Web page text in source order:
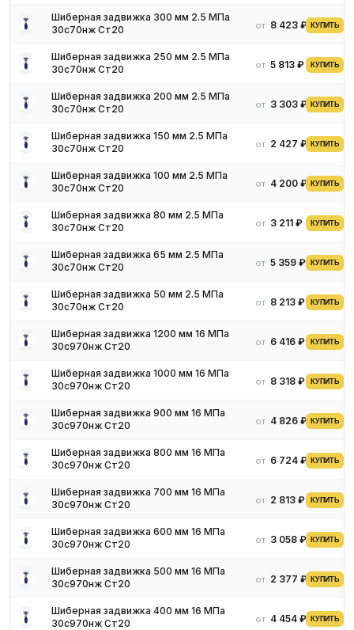
Шиберная задвижка 300 мм 2.5 МПа
30с70нж Ст20
от 8 423 ₽ КУПИТЬ
Шиберная задвижка 250 мм 2.5 МПа
30с70нж Ст20
от 5 813 ₽ КУПИТЬ
Шиберная задвижка 200 мм 2.5 МПа
30с70нж Ст20
от 3 303 ₽ КУПИТЬ
Шиберная задвижка 150 мм 2.5 МПа
30с70нж Ст20
от 2 427 ₽ КУПИТЬ
Шиберная задвижка 100 мм 2.5 МПа
30с70нж Ст20
от 4 200 ₽ КУПИТЬ
Шиберная задвижка 80 мм 2.5 МПа
30с70нж Ст20
от 3 211 ₽ КУПИТЬ
Шиберная задвижка 65 мм 2.5 МПа
30с70нж Ст20
от 5 359 ₽ КУПИТЬ
Шиберная задвижка 50 мм 2.5 МПа
30с70нж Ст20
от 8 213 ₽ КУПИТЬ
Шиберная задвижка 1200 мм 16 МПа
30с970нж Ст20
от 6 416 ₽ КУПИТЬ
Шиберная задвижка 1000 мм 16 МПа
30с970нж Ст20
от 8 318 ₽ КУПИТЬ
Шиберная задвижка 900 мм 16 МПа
30с970нж Ст20
от 4 826 ₽ КУПИТЬ
Шиберная задвижка 800 мм 16 МПа
30с970нж Ст20
от 6 724 ₽ КУПИТЬ
Шиберная задвижка 700 мм 16 МПа
30с970нж Ст20
от 2 813 ₽ КУПИТЬ
Шиберная задвижка 600 мм 16 МПа
30с970нж Ст20
от 3 058 ₽ КУПИТЬ
Шиберная задвижка 500 мм 16 МПа
30с970нж Ст20
от 2 377 ₽ КУПИТЬ
Шиберная задвижка 400 мм 16 МПа
30с970нж Ст20
от 4 454 ₽ КУПИТЬ